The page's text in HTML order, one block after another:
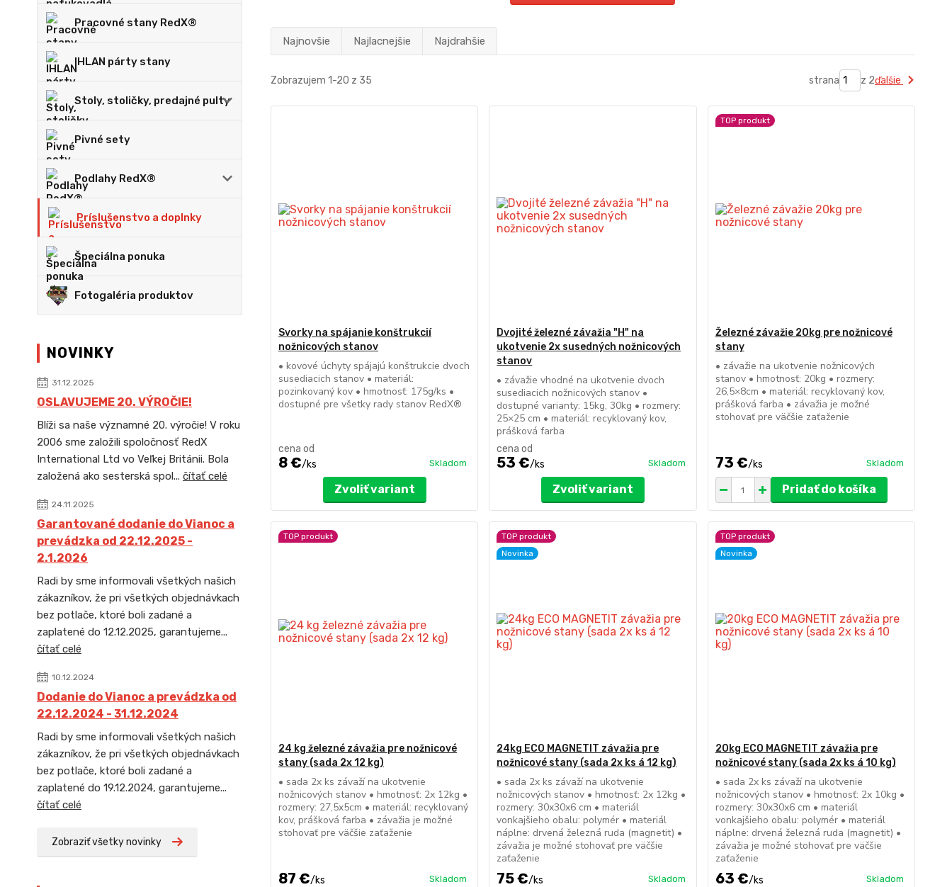
Pracovné stany RedX®
IHLAN párty stany
Stoly, stoličky, predajné pulty
Pivné sety
Podlahy RedX®
Príslušenstvo a doplnky
Špeciálna ponuka
Fotogaléria produktov
NOVINKY
31.12.2025
OSLAVUJEME 20. VÝROČIE!
Blíži sa naše významné 20. výročie! V roku
2006 sme založili spoločnosť RedX
International Ltd vo Veľkej Británii. Bola
založená ako sesterská spol... čítať celé
24.11.2025
Garantované dodanie do Vianoc a
prevádzka od 22.12.2025 -
2.1.2026
Radi by sme informovali všetkých našich
zákazníkov, že pri všetkých objednávkach
bez potlače, ktoré boli zadané a
zaplatené do 12.12.2025, garantujeme...
čítať celé
10.12.2024
Dodanie do Vianoc a prevádzka od
22.12.2024 - 31.12.2024
Radi by sme informovali všetkých našich
zákazníkov, že pri všetkých objednávkach
bez potlače, ktoré boli zadané a
zaplatené do 19.12.2024, garantujeme...
čítať celé
Zobraziť všetky novinky
Najnovšie Najlacnejšie Najdrahšie
Zobrazujem 1-20 z 35 strana z 2ďalšie
Svorky na spájanie konštrukcií
nožnicových stanov
• kovové úchyty spájajú konštrukcie dvoch
susediacich stanov • materiál:
pozinkovaný kov • hmotnosť: 175g/ks •
dostupné pre všetky rady stanov RedX®
cena od
8 €/ks Skladom
Zvoliť variant
Dvojité železné závažia "H" na
ukotvenie 2x susedných nožnicových
stanov
• závažie vhodné na ukotvenie dvoch
susediacich nožnicových stanov •
dostupné varianty: 15kg, 30kg • rozmery:
25×25 cm • materiál: recyklovaný kov,
prášková farba
cena od
53 €/ks Skladom
Zvoliť variant
TOP produkt
Železné závažie 20kg pre nožnicové
stany
• závažie na ukotvenie nožnicových
stanov • hmotnosť: 20kg • rozmery:
26,5×8cm • materiál: recyklovaný kov,
prášková farba • závažia je možné
stohovať pre väčšie zaťaženie
73 €/ks Skladom
Pridať do košíka
TOP produkt
24 kg železné závažia pre nožnicové
stany (sada 2x 12 kg)
• sada 2x ks závaží na ukotvenie
nožnicových stanov • hmotnosť: 2x 12kg •
rozmery: 27,5x5cm • materiál: recyklovaný
kov, prášková farba • závažia je možné
stohovať pre väčšie zaťaženie
87 €/ks Skladom
TOP produkt
Novinka
24kg ECO MAGNETIT závažia pre
nožnicové stany (sada 2x ks á 12 kg)
• sada 2x ks závaží na ukotvenie
nožnicových stanov • hmotnosť: 2x 12kg •
rozmery: 30x30x6 cm • materiál
vonkajšieho obalu: polymér • materiál
náplne: drvená železná ruda (magnetit) •
závažia je možné stohovať pre väčšie
zaťaženie
75 €/ks Skladom
TOP produkt
Novinka
20kg ECO MAGNETIT závažia pre
nožnicové stany (sada 2x ks á 10 kg)
• sada 2x ks závaží na ukotvenie
nožnicových stanov • hmotnosť: 2x 10kg •
rozmery: 30x30x6 cm • materiál
vonkajšieho obalu: polymér • materiál
náplne: drvená železná ruda (magnetit) •
závažia je možné stohovať pre väčšie
zaťaženie
63 €/ks Skladom